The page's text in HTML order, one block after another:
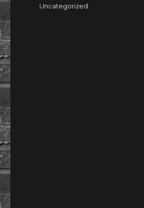
Kategorien
Uncategorized